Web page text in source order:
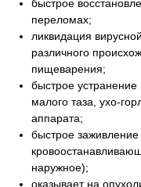
быстрое
переломах;
ликвидация
различного
пищеварения;
быстрое устранение
малого таза, ухо-
аппарата;
быстрое
наружное);
оказывает на